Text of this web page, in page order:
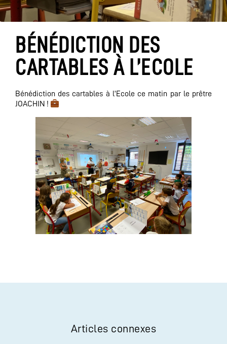
BÉNÉDICTION DES
CARTABLES À L’ECOLE
Bénédiction des cartables à l’Ecole ce matin par le prêtre
JOACHIN !
Articles connexes